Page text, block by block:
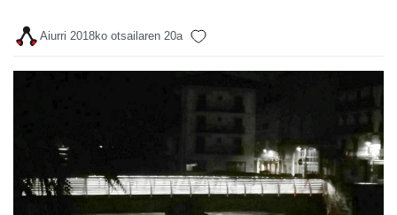
Aiurri 2018ko otsailaren 20a